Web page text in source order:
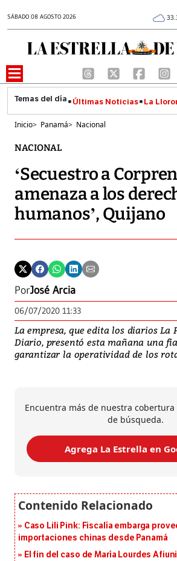
SÁBADO 08 AGOSTO 2026
Últimas Noticias La
Inicio> Panamá> Nacional
NACIONAL
‘Secuestro a
amenaza a los
humanos’, Quijano
PorJosé Arcia
06/07/2020 11:33
La empresa, que edita los diarios La
Diario, presentó esta mañana una
garantizar la operatividad de los
Encuentra más de nuestra
de búsqueda.
Agrega La Estrella en
Caso Lili Pink: Fiscalía embarga
importaciones chinas desde Panamá
El fin del caso de María Lourdes